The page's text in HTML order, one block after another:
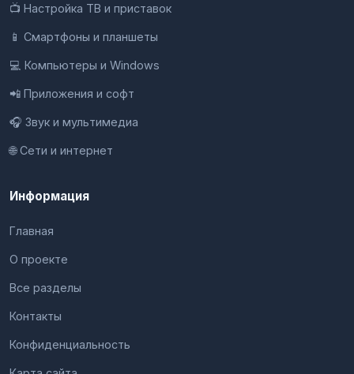
📺 Настройка ТВ и приставок
📱 Смартфоны и планшеты
💻 Компьютеры и Windows
📲 Приложения и софт
🎧 Звук и мультимедиа
🌐 Сети и интернет
Информация
Главная
О проекте
Все разделы
Контакты
Конфиденциальность